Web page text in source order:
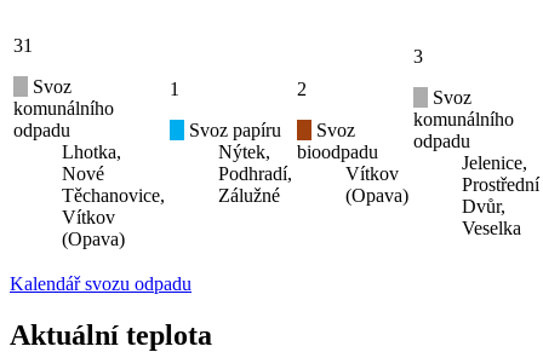
31
Svoz
komunálního
odpadu
Lhotka,
Nové
Těchanovice,
Vítkov
(Opava)
1
Svoz papíru
Nýtek,
Podhradí,
Zálužné
2
Svoz
bioodpadu
Vítkov
(Opava)
3
Svoz
komunálního
odpadu
Jelenice,
Prostřední
Dvůr,
Veselka
Kalendář svozu odpadu
Aktuální teplota